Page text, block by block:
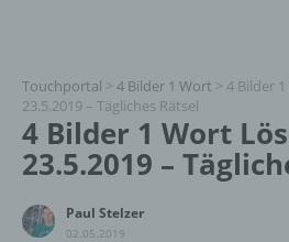
Touchportal > 4 Bilder 1 Wort > 4 Bilder
23.5.2019 – Tägliches Rätsel
4 Bilder 1 Wort
23.5.2019 –
Paul Stelzer
02.05.2019